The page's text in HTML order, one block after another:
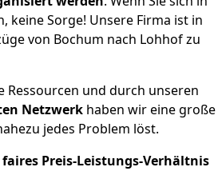
keine Sorge! Unsere Firma ist in
von Bochum nach Lohhof zu
und durch unseren
Netzwerk haben wir eine große
jedes Problem löst.
Preis-Leistungs-Verhältnis